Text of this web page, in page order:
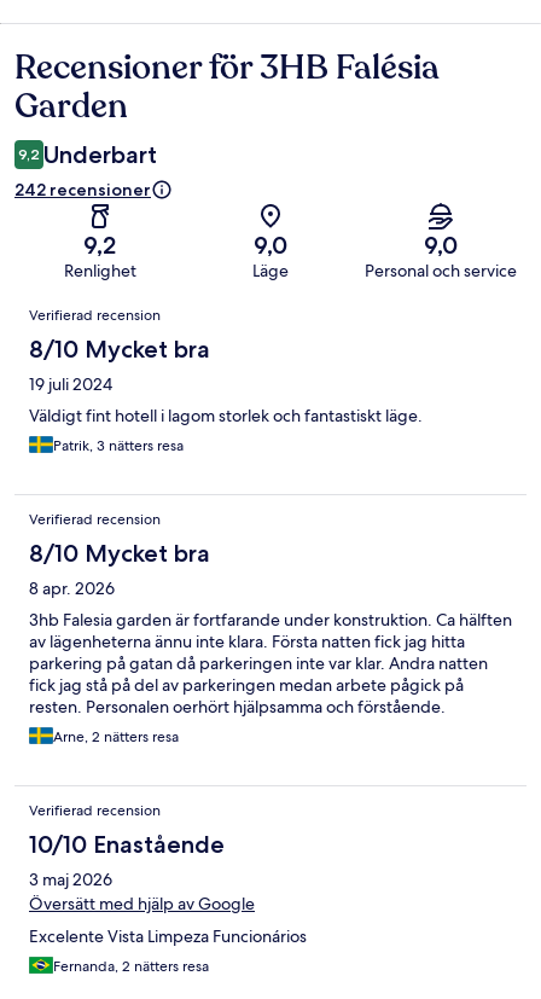
Recensioner
Recensioner för 3HB Falésia
Garden
9,2 Underbart
242 recensioner
9,2
Renlighet
9,0
Läge
9,0
Personal och service
Recensioner
Verifierad recension
8/10 Mycket bra
19 juli 2024
Väldigt fint hotell i lagom storlek och fantastiskt läge.
Patrik, 3 nätters resa
Verifierad recension
8/10 Mycket bra
8 apr. 2026
3hb Falesia garden är fortfarande under konstruktion. Ca hälften
av lägenheterna ännu inte klara. Första natten fick jag hitta
parkering på gatan då parkeringen inte var klar. Andra natten
fick jag stå på del av parkeringen medan arbete pågick på
resten. Personalen oerhört hjälpsamma och förstående.
Lägenheterna stora, nya, rena med bra köksdel. Frukosten
väldigt bra. Buffet middag också bra. Kids playground som man
får man en väldigt fin vy av dalen och havet. När det blir
färdigbyggt och högsäsong har jag en känsla av att det kan bli
trångt på vissa ställen. Liten bit att gå för att komma till stranden.
Drygt 100 trappsteg och 100 meter på en grusväg där det kan
komma bilar. Vi trivdes väldigt bra där och tycker det är värt ett
besök. Vi kommer nog aldrig att åka under högsäsong.
Arne, 2 nätters resa
Verifierad recension
10/10 Enastående
3 maj 2026
Översätt med hjälp av Google
Excelente Vista Limpeza Funcionários
Fernanda, 2 nätters resa